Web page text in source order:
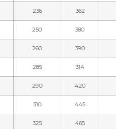
236 362
250 380
260 390
285 314
290 420
310 445
325 465